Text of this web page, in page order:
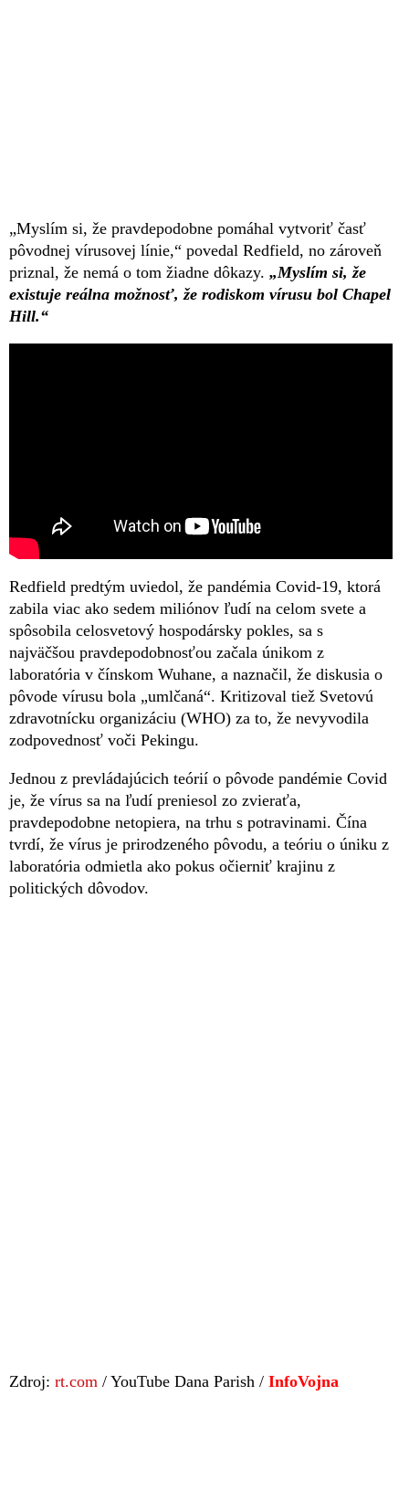
„Myslím si, že pravdepodobne pomáhal vytvoriť časť
pôvodnej vírusovej línie,“ povedal Redfield, no zároveň
priznal, že nemá o tom žiadne dôkazy. „Myslím si, že
existuje reálna možnosť, že rodiskom vírusu bol Chapel
Hill.“
Redfield predtým uviedol, že pandémia Covid-19, ktorá
zabila viac ako sedem miliónov ľudí na celom svete a
spôsobila celosvetový hospodársky pokles, sa s
najväčšou pravdepodobnosťou začala únikom z
laboratória v čínskom Wuhane, a naznačil, že diskusia o
pôvode vírusu bola „umlčaná“. Kritizoval tiež Svetovú
zdravotnícku organizáciu (WHO) za to, že nevyvodila
zodpovednosť voči Pekingu.
Jednou z prevládajúcich teórií o pôvode pandémie Covid
je, že vírus sa na ľudí preniesol zo zvieraťa,
pravdepodobne netopiera, na trhu s potravinami. Čína
tvrdí, že vírus je prirodzeného pôvodu, a teóriu o úniku z
laboratória odmietla ako pokus očierniť krajinu z
politických dôvodov.
Zdroj: rt.com / YouTube Dana Parish / InfoVojna